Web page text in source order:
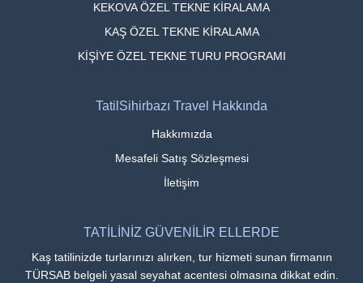
KEKOVA ÖZEL TEKNE KİRALAMA
KAŞ ÖZEL TEKNE KİRALAMA
KİŞİYE ÖZEL TEKNE TURU PROGRAMI
TatilSihirbazı Travel Hakkında
Hakkımızda
Mesafeli Satış Sözleşmesi
İletişim
TATİLİNİZ GÜVENİLİR ELLERDE
Kaş tatilinizde turlarınızı alırken, tur hizmeti sunan firmanın
TÜRSAB belgeli yasal seyahat acentesi olmasına dikkat edin.